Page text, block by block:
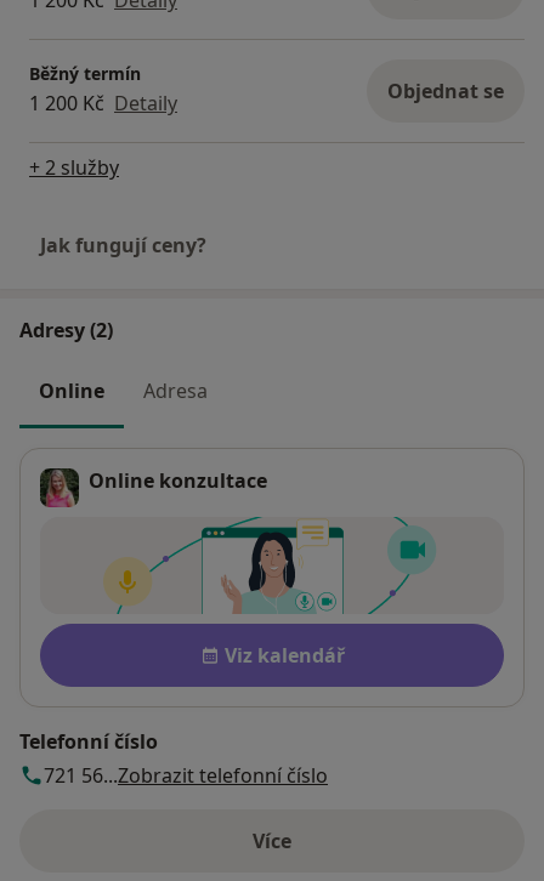
Běžný termín
1 200 Kč Detaily Objednat se
+ 2 služby
Jak fungují ceny?
Adresy (2)
Online Adresa
Online konzultace
Dostupnost
Viz kalendář
Telefonní číslo
721 56...Zobrazit telefonní číslo
Víceo adrese